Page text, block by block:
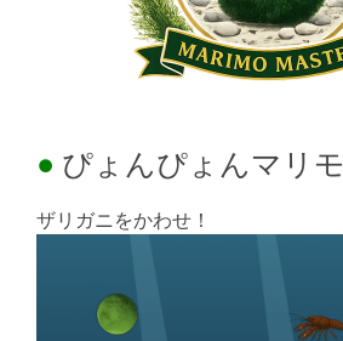
ぴょんぴょんマリモ
ザリガニをかわせ！